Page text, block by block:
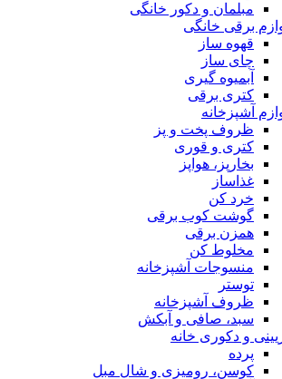
مبلمان و دکور خانگی
برقی خانگی
قهوه ساز
چای ساز
آبمیوه گیری
کتری برقی
آشپزخانه
ظروف پخت و پز
کتری و قوری
بخارپز، هواپز
غذاساز
خرد کن
گوشت کوب برقی
همزن برقی
مخلوط کن
منسوجات آشپزخانه
توستر
ظروف آشپزخانه
سبد، صافی و آبکش
و دکوری خانه
پرده
کوسن، رومیزی و شال مبل